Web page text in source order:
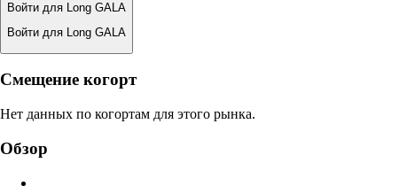
Войти для Long GALA
Войти для Long GALA
Цена ликвидации
N/A
Смещение когорт
Нет данных по когортам для этого рынка.
Обзор